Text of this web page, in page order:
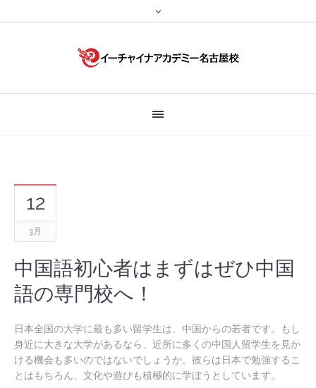
12
3月
中国語初心者はまずはぜひ中国
語の専門校へ！
日本全国の大学に最も多い留学生は、中国からの若者です。もし
身近に大きな大学があるなら、近所に多くの中国人留学生を見か
ける機会も多いのではないでしょうか。彼らは日本で勉強するこ
とはもちろん、文化や遊びも積極的に学ぼうとしています。